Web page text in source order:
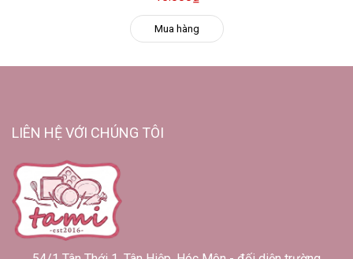
Mua hàng
LIÊN HỆ VỚI CHÚNG TÔI